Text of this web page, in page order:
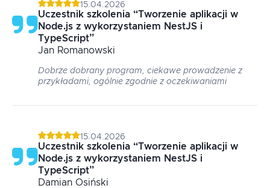
15.04.2026
Uczestnik szkolenia “Tworzenie aplikacji w
Node.js z wykorzystaniem NestJS i
TypeScript”
Jan Romanowski
Dobrze dobrany program, ciekawe prowadzenie z
przykładami, ogólnie zgodnie z oczekiwaniami
15.04.2026
Uczestnik szkolenia “Tworzenie aplikacji w
Node.js z wykorzystaniem NestJS i
TypeScript”
Damian Osiński